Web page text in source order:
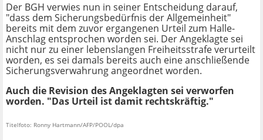
Der BGH verwies nun in seiner Entscheidung darauf,
"dass dem Sicherungsbedürfnis der Allgemeinheit"
bereits mit dem zuvor ergangenen Urteil zum Halle-
Anschlag entsprochen worden sei. Der Angeklagte sei
nicht nur zu einer lebenslangen Freiheitsstrafe verurteilt
worden, es sei damals bereits auch eine anschließende
Sicherungsverwahrung angeordnet worden.
Auch die Revision des Angeklagten sei verworfen
worden. "Das Urteil ist damit rechtskräftig."
Titelfoto: Ronny Hartmann/AFP/POOL/dpa